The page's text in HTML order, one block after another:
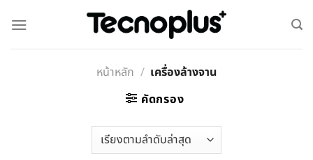
หน้าหลัก / เครื่องล้างจาน
คัดกรอง